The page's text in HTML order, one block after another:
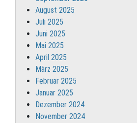
August 2025
Juli 2025
Juni 2025
Mai 2025
April 2025
März 2025
Februar 2025
Januar 2025
Dezember 2024
November 2024